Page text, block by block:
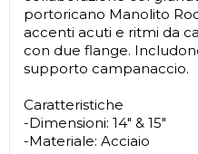
portoricano Manolito
accenti acuti e ritmi da
con due flange.
supporto campanaccio.
Caratteristiche
-Dimensioni: 14" & 15"
-Materiale: Acciaio